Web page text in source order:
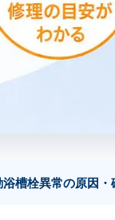
槽栓異常の原因